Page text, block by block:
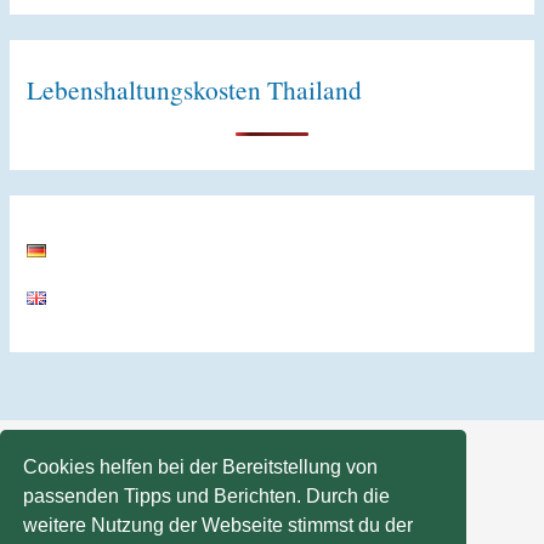
Cookies helfen bei der Bereitstellung von
passenden Tipps und Berichten. Durch die
weitere Nutzung der Webseite stimmst du der
Lebenshaltungskosten Thailand